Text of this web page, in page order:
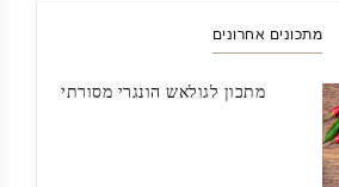
מתכונים אחרונים
מתכון לגולאש הונגרי מסורתי